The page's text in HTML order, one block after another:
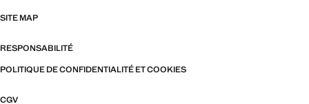
SITE MAP
RESPONSABILITÉ
POLITIQUE DE CONFIDENTIALITÉ ET COOKIES
CGV